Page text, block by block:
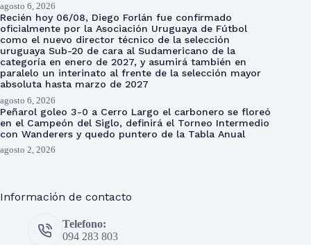
agosto 6, 2026
Recién hoy 06/08, Diego Forlán fue confirmado
oficialmente por la Asociación Uruguaya de Fútbol
como el nuevo director técnico de la selección
uruguaya Sub-20 de cara al Sudamericano de la
categoría en enero de 2027, y asumirá también en
paralelo un interinato al frente de la selección mayor
absoluta hasta marzo de 2027
agosto 6, 2026
Peñarol goleo 3-0 a Cerro Largo el carbonero se floreó
en el Campeón del Siglo, definirá el Torneo Intermedio
con Wanderers y quedo puntero de la Tabla Anual
agosto 2, 2026
Información de contacto
Telefono:
094 283 803